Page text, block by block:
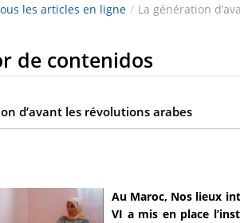
les articles en ligne / La génération
de contenidos
d’avant les révolutions arabes
Au Maroc, Nos lieux
VI a mis en place